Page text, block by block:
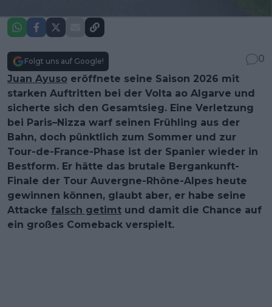
Folgt uns auf Google!
0
Juan Ayuso eröffnete seine Saison 2026 mit
starken Auftritten bei der Volta ao Algarve und
sicherte sich den Gesamtsieg. Eine Verletzung
bei Paris–Nizza warf seinen Frühling aus der
Bahn, doch pünktlich zum Sommer und zur
Tour-de-France-Phase ist der Spanier wieder in
Bestform. Er hätte das brutale Bergankunft-
Finale der Tour Auvergne-Rhône-Alpes heute
gewinnen können, glaubt aber, er habe seine
Attacke falsch getimt und damit die Chance auf
ein großes Comeback verspielt.